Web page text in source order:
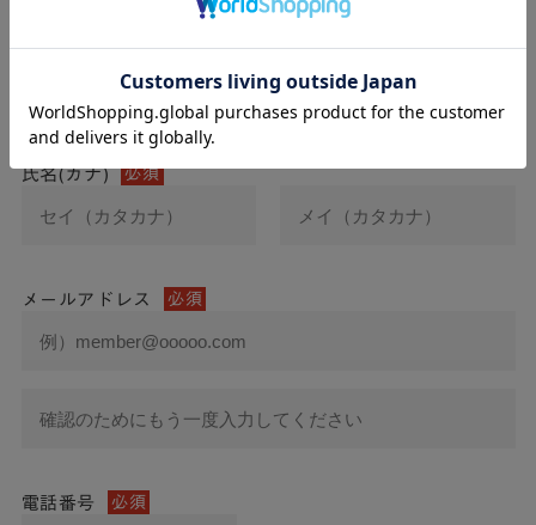
氏名 必須
氏名(カナ) 必須
メールアドレス 必須
電話番号 必須